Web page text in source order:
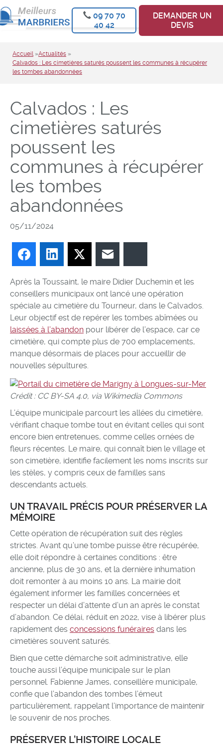
09 70 70
40 42
DEMANDER UN
DEVIS
Accueil»Actualités »
Calvados : Les cimetières saturés poussent les communes à récupérer
les tombes abandonnées
Calvados : Les
cimetières saturés
poussent les
communes à récupérer
les tombes
abandonnées
05/11/2024
FacebookLinkedIn Twitter
Après la Toussaint, le maire Didier Duchemin et les
conseillers municipaux ont lancé une opération
spéciale au cimetière du Tourneur, dans le Calvados.
Leur objectif est de repérer les tombes abîmées ou
laissées à l’abandon pour libérer de l’espace, car ce
cimetière, qui compte plus de 700 emplacements,
manque désormais de places pour accueillir de
nouvelles sépultures.
Crédit : CC BY-SA 4.0, via Wikimedia Commons
L’équipe municipale parcourt les allées du cimetière,
vérifiant chaque tombe tout en évitant celles qui sont
encore bien entretenues, comme celles ornées de
fleurs récentes. Le maire, qui connaît bien le village et
son cimetière, identifie facilement les noms inscrits sur
les stèles, y compris ceux de familles sans
descendants actuels.
UN TRAVAIL PRÉCIS POUR PRÉSERVER LA
MÉMOIRE
Cette opération de récupération suit des règles
strictes. Avant qu’une tombe puisse être récupérée,
elle doit répondre à certaines conditions : être
ancienne, plus de 30 ans, et la dernière inhumation
doit remonter à au moins 10 ans. La mairie doit
également informer les familles concernées et
respecter un délai d’attente d’un an après le constat
d’abandon. Ce délai, réduit en 2022, vise à libérer plus
rapidement des concessions funéraires dans les
cimetières souvent saturés.
Bien que cette démarche soit administrative, elle
touche aussi l’équipe municipale sur le plan
personnel. Fabienne James, conseillère municipale,
confie que l’abandon des tombes l’émeut
particulièrement, rappelant l’importance de maintenir
le souvenir de nos proches.
PRÉSERVER L’HISTOIRE LOCALE